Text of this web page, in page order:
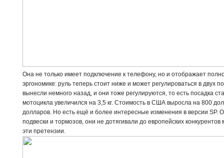
Она не только имеет подключение к телефону, но и отображает
эргономике: руль теперь стоит ниже и может регулироваться в двух
вынесли немного назад, и они тоже регулируются, то есть посадка
мотоцикла увеличился на 3,5 кг. Стоимость в США выросла на 800
долларов. Но есть ещё и более интересные изменения в версии SP.
подвески и тормозов, они не дотягивали до европейских
эти претензии.